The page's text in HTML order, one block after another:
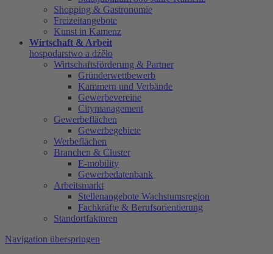
Shopping & Gastronomie
Freizeitangebote
Kunst in Kamenz
Wirtschaft & Arbeit
hospodarstwo a dźěło
Wirtschaftsförderung & Partner
Gründerwettbewerb
Kammern und Verbände
Gewerbevereine
Citymanagement
Gewerbeflächen
Gewerbegebiete
Werbeflächen
Branchen & Cluster
E-mobility
Gewerbedatenbank
Arbeitsmarkt
Stellenangebote Wachstumsregion
Fachkräfte & Berufsorientierung
Standortfaktoren
Navigation überspringen